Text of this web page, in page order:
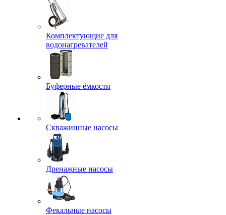
Комплектующие для
водонагревателей
Буферные ёмкости
Скважинные насосы
Дренажные насосы
Фекальные насосы